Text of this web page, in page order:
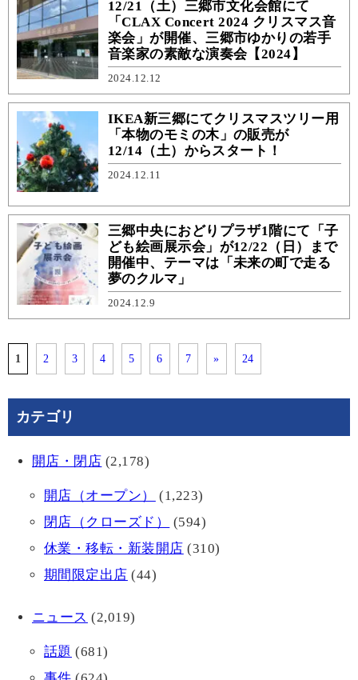
12/21（土）三郷市文化会館にて
「CLAX Concert 2024 クリスマス音
楽会」が開催、三郷市ゆかりの若手
音楽家の素敵な演奏会【2024】
2024.12.12
IKEA新三郷にてクリスマスツリー用
「本物のモミの木」の販売が
12/14（土）からスタート！
2024.12.11
三郷中央におどりプラザ1階にて「子
ども絵画展示会」が12/22（日）まで
開催中、テーマは「未来の町で走る
夢のクルマ」
2024.12.9
1 2 3 4 5 6 7 » 24
カテゴリ
開店・閉店 (2,178)
開店（オープン）
(1,223)
閉店（クローズド）
(594)
休業・移転・新装開店 (310)
期間限定出店 (44)
ニュース (2,019)
話題 (681)